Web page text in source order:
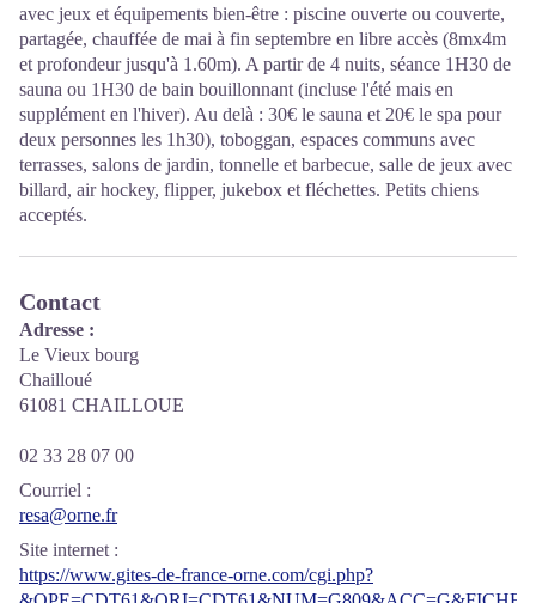
avec jeux et équipements bien-être : piscine ouverte ou couverte,
partagée, chauffée de mai à fin septembre en libre accès (8mx4m
et profondeur jusqu'à 1.60m). A partir de 4 nuits, séance 1H30 de
sauna ou 1H30 de bain bouillonnant (incluse l'été mais en
supplément en l'hiver). Au delà : 30€ le sauna et 20€ le spa pour
deux personnes les 1h30), toboggan, espaces communs avec
terrasses, salons de jardin, tonnelle et barbecue, salle de jeux avec
billard, air hockey, flipper, jukebox et fléchettes. Petits chiens
acceptés.
Contact
Adresse :
Le Vieux bourg
Chailloué
61081 CHAILLOUE
02 33 28 07 00
Courriel :
resa@orne.fr
Site internet :
https://www.gites-de-france-orne.com/cgi.php?